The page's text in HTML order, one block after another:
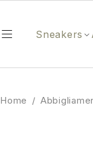
Sneakers
Home /